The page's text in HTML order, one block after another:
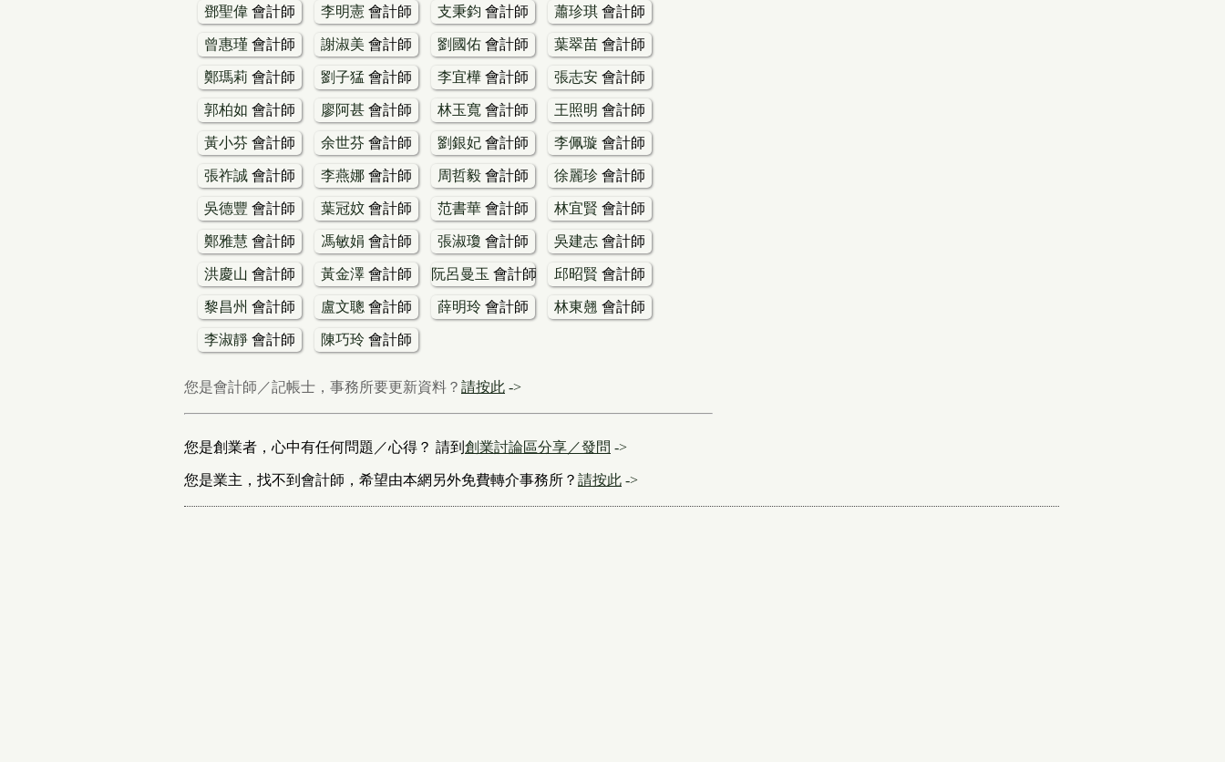
鄧聖偉 會計師 李明憲 會計師 支秉鈞 會計師 蕭珍琪 會計師
曾惠瑾 會計師 謝淑美 會計師 劉國佑 會計師 葉翠苗 會計師
鄭瑪莉 會計師 劉子猛 會計師 李宜樺 會計師 張志安 會計師
郭柏如 會計師 廖阿甚 會計師 林玉寬 會計師 王照明 會計師
黃小芬 會計師 余世芬 會計師 劉銀妃 會計師 李佩璇 會計師
張祚誠 會計師 李燕娜 會計師 周哲毅 會計師 徐麗珍 會計師
吳德豐 會計師 葉冠妏 會計師 范書華 會計師 林宜賢 會計師
鄭雅慧 會計師 馮敏娟 會計師 張淑瓊 會計師 吳建志 會計師
洪慶山 會計師 黃金澤 會計師 阮呂曼玉 會計師 邱昭賢 會計師
黎昌州 會計師 盧文聰 會計師 薛明玲 會計師 林東翹 會計師
李淑靜 會計師 陳巧玲 會計師
您是會計師／記帳士，事務所要更新資料？ 請按此 ->
您是創業者，心中有任何問題／心得？ 請到 創業討論區分享／發問 ->
您是業主，找不到會計師，希望由本網另外免費轉介事務所？ 請按此 ->